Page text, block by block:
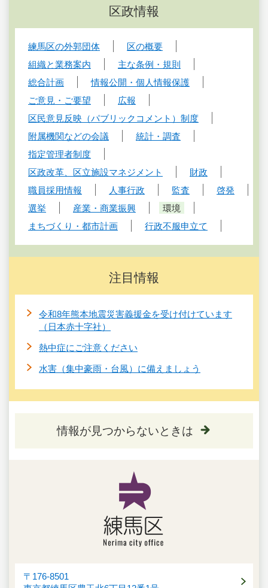
区政情報
練馬区の外郭団体
区の概要
組織と業務案内
主な条例・規則
総合計画
情報公開・個人情報保護
ご意見・ご要望
広報
区民意見反映（パブリックコメント）制度
附属機関などの会議
統計・調査
指定管理者制度
区政改革、区立施設マネジメント
財政
職員採用情報
人事行政 監査
啓発
選挙
産業・商業振興
環境
まちづくり・都市計画
行政不服申立て
注目情報
令和8年熊本地震災害義援金を受け付けています
（日本赤十字社）
熱中症にご注意ください
水害（集中豪雨・台風）に備えましょう
情報が見つからないときは
〒176-8501